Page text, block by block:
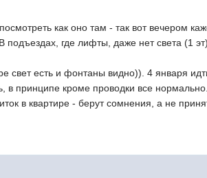
как оно там - так вот вечером
подъездах, где лифты, даже нет света (1
свет есть и фонтаны видно)). 4 января
в принципе кроме проводки все
в квартире - берут сомнения, а не